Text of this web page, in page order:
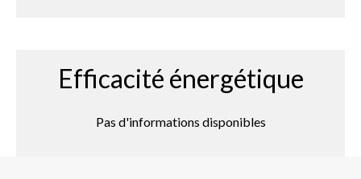
Efficacité énergétique
Pas d'informations disponibles